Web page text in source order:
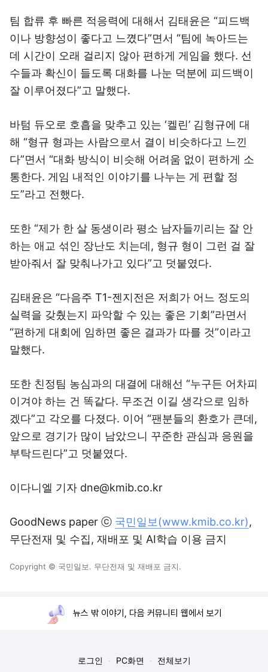
팀 합류 후 빠른 적응력에 대해서 김태윤은 “피드백
이나 방향성이 좋다고 느꼈다”면서 “팀에 녹아드는
데 시간이 오래 걸리지 않아 편하게 게임을 했다. 선
수들과 확신이 들도록 대화를 나눈 덕분에 피드백이
잘 이루어졌다”고 말했다.
바텀 듀오로 호흡을 맞추고 있는 ‘켈린’ 김형규에 대
해 “형규 형과는 사람으로서 결이 비슷하다고 느낀
다”면서 “대화 방식이 비슷해 어려움 없이 편하게 소
통한다. 게임 내적인 이야기를 나누는 게 편할 정
도”라고 전했다.
또한 “제가 한 살 동생이라 평소 남자들끼리는 잘 안
하는 애교 섞인 장난도 치는데, 형규 형이 그런 걸 잘
받아줘서 잘 맞춰나가고 있다”고 덧붙였다.
김태윤은 “다음주 T1-젠지전은 저희가 어느 정도의
실력을 갖췄는지 파악할 수 있는 좋은 기회”라면서
“편하게 대회에 임하면 좋은 결과가 따를 것”이라고
말했다.
또한 친정팀 농심과의 대결에 대해선 “누구든 어차피
이겨야 하는 건 똑같다. 무조건 이길 생각으로 임하
겠다”고 각오를 다졌다. 이어 “팬분들의 환호가 큰데,
앞으로 경기가 많이 남았으니 꾸준한 관심과 응원을
부탁드린다”고 덧붙였다.
이다니엘 기자 dne@kmib.co.kr
GoodNews paper ⓒ 국민일보(www.kmib.co.kr),
무단전재 및 수집, 재배포 및 AI학습 이용 금지
Copyright © 국민일보. 무단전재 및 재배포 금지.
뉴스 밖 이야기, 다음 커뮤니티 웹에서 보기
로그인 PC화면 전체보기